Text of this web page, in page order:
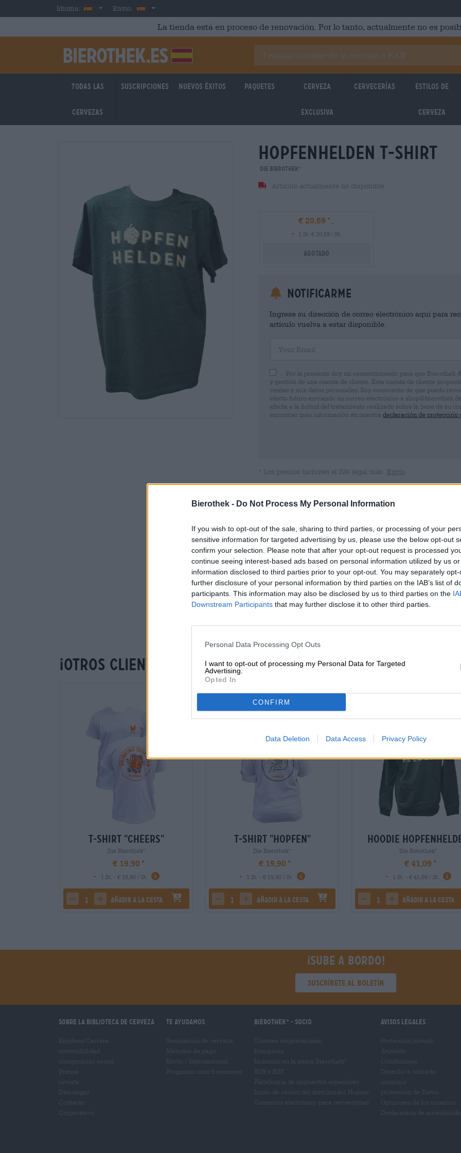
Bierothek - Do Not Process My Personal Information
If you wish to opt-out of the sale, sharing to third parties, or processing of your
sensitive information for targeted advertising by us, please use the below opt-out
confirm your selection. Please note that after your opt-out request is processed
continue seeing interest-based ads based on personal information utilized by us
information disclosed to third parties prior to your opt-out. You may separately
further disclosure of your personal information by third parties on the IAB’s list of
participants. This information may also be disclosed by us to third parties on the
Downstream Participants that may further disclose it to other third parties.
Personal Data Processing Opt Outs
I want to opt-out of processing my Personal Data for Targeted
Advertising.
Opted In
CONFIRM
Data Deletion Data Access Privacy Policy
Skip to main contentIdioma: SpanishEnvío: España
La tienda está en proceso de renovación. Por lo tanto, actualmente no es
Todas las
cervezas
Suscripciones Nuevos éxitos Paquetes Cerveza
Exclusiva
Cervecerías Estilos de
cerveza
hopfenhelden t-shirt
Die Bierothek
Artículo actualmente no disponible
€ 20,59
-
1 St. € 20,59 / St.
Agotado
Notificarme
Ingrese su dirección de correo electrónico aquí para
artículo vuelva a estar disponible.
Por la presente doy mi consentimiento para que Bierothek
y gestión de una cuenta de cliente. Esta cuenta de cliente
ventas y mis datos personales. Soy consciente de que puedo
efecto futuro enviando un correo electrónico a
afecta a la licitud del tratamiento realizado sobre la base de su
encontrar más información en nuestra declaración de protección
* Los precios incluyen el IVA legal más. Envío
Descripción Información Opiniones de los usuarios
Dark Heather Grey
CONSEJOS DE CERVEZA GRATIS
¿Tienes preguntas sobre esta
cerveza? Estamos aquí por tí.
shop@bierothek.de
minoristas o
¿Quieres comprar
mayores más
¡Otros clientes también piensan que son deliciosos!
T-Shirt "Cheers"
Die Bierothek®
€ 19,90
-
1 St. - € 19,90 / St.
decrease quantity
increase quantity
añadir a la cesta
T-Shirt "Hopfen"
Die Bierothek
€ 19,90
-
1 St. - € 19,90 / St.
decrease quantity
increase quantity
añadir a la cesta
Hoodie
Die Bierothek®
€ 41,09
-
1 St. - € 41,09 / St.
decrease quantity
increase quantity
añadir a la cesta
¡Sube a bordo!
Suscríbete al boletín
Sobre la biblioteca de cerveza Te ayudamos Bierothek - Socio Avisos legales